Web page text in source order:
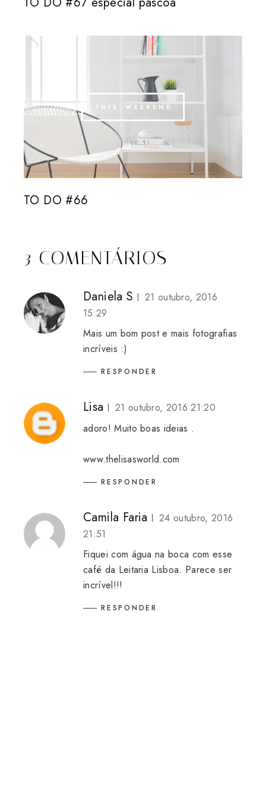
TO DO #66
3 COMENTÁRIOS
Daniela S
21 outubro, 2016
15:29
Mais um bom post e mais fotografias
incríveis :)
RESPONDER
Lisa
21 outubro, 2016 21:20
adoro! Muito boas ideias .
www.thelisasworld.com
RESPONDER
Camila Faria
24 outubro, 2016
21:51
Fiquei com água na boca com esse
café da Leitaria Lisboa. Parece ser
incrível!!!
RESPONDER